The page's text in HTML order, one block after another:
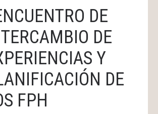
DE
DE
Y
DE
FPH